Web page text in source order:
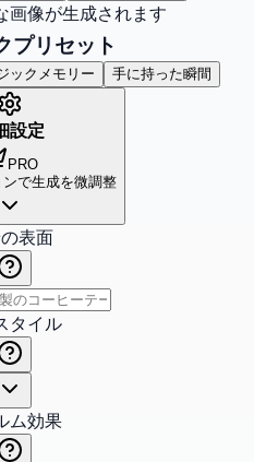
画像が生成されます
プリセット
ックメモリー 手に持った瞬間
設定
PRO
で生成を微調整
表面
タイル
ム効果